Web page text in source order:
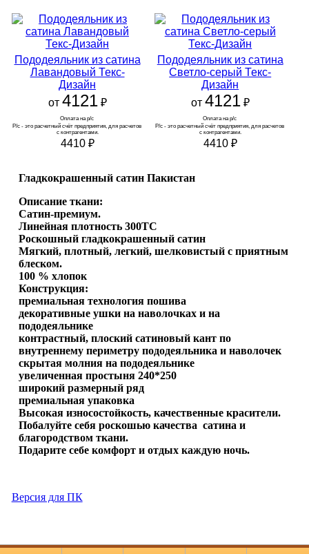
Пододеяльник из сатина
Лавандовый Текс-
Дизайн
от 4121₽
Оплата на р/с
Р/с - это расчетный счёт предприятия, для расчетов
с контрагентами.
4410₽
Пододеяльник из сатина
Светло-серый Текс-
Дизайн
от 4121₽
Оплата на р/с
Р/с - это расчетный счёт предприятия, для расчетов
с контрагентами.
4410₽
Гладкокрашенный сатин Пакистан
Описание ткани:
Сатин-премиум.
Линейная плотность 300ТС
Роскошный гладкокрашенный сатин
Мягкий, плотный, легкий, шелковистый с приятным
блеском.
100 % хлопок
Конструкция:
премиальная технология пошива
декоративные ушки на наволочках и на
пододеяльнике
контрастный, плоский сатиновый кант по
внутреннему периметру пододеяльника и наволочек
скрытая молния на пододеяльнике
увеличенная простыня 240*250
широкий размерный ряд
премиальная упаковка
Высокая износостойкость, качественные красители.
Побалуйте себя роскошью качества сатина и
благородством ткани.
Подарите себе комфорт и отдых каждую ночь.
Версия для ПК